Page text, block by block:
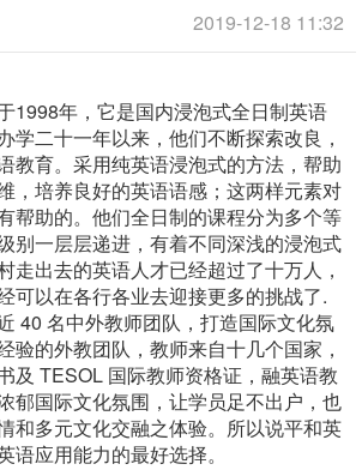
2019-12-18 11:32
1998年，它是国内浸泡式全日制英语
学二十一年以来，他们不断探索改良，
教育。采用纯英语浸泡式的方法，帮助
，培养良好的英语语感；这两样元素对
帮助的。他们全日制的课程分为多个等
别一层层递进，有着不同深浅的浸泡式
走出去的英语人才已经超过了十万人，
可以在各行各业去迎接更多的挑战了.
40 名中外教师团队，打造国际文化氛
验的外教团队，教师来自十几个国家，
及 TESOL 国际教师资格证，融英语教
郁国际文化氛围，让学员足不出户，也
和多元文化交融之体验。所以说平和英
语应用能力的最好选择。